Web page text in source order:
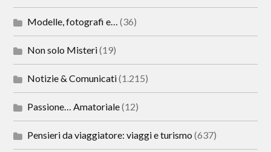
Modelle, fotografi e… (36)
Non solo Misteri(19)
Notizie & Comunicati(1.215)
Passione… Amatoriale(12)
Pensieri da viaggiatore: viaggi e turismo (637)